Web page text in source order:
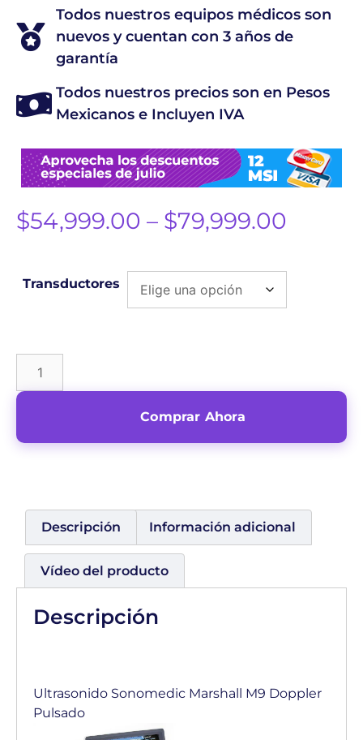
Todos nuestros equipos médicos son
nuevos y cuentan con 3 años de
garantía
Todos nuestros precios son en Pesos
Mexicanos e Incluyen IVA
$54,999.00 – $79,999.00
Transductores
Comprar Ahora
Descripción Información adicional
Vídeo del producto
Descripción
Ultrasonido Sonomedic Marshall M9 Doppler
Pulsado